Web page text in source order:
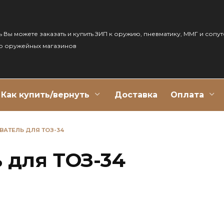
Вы можете заказать и купить ЗИП к оружию, пневматику, ММГ и
оружейных магазинов
Как купить/вернуть Доставка Оплата
ДЛЯ ТОЗ-34
для ТОЗ-34